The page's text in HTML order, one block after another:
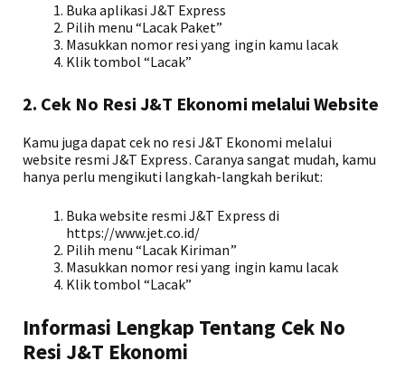
Buka aplikasi J&T Express
Pilih menu “Lacak Paket”
Masukkan nomor resi yang ingin kamu lacak
Klik tombol “Lacak”
2. Cek No Resi J&T Ekonomi melalui Website
Kamu juga dapat cek no resi J&T Ekonomi melalui
website resmi J&T Express. Caranya sangat mudah, kamu
hanya perlu mengikuti langkah-langkah berikut:
Buka website resmi J&T Express di
https://www.jet.co.id/
Pilih menu “Lacak Kiriman”
Masukkan nomor resi yang ingin kamu lacak
Klik tombol “Lacak”
Informasi Lengkap Tentang Cek No
Resi J&T Ekonomi